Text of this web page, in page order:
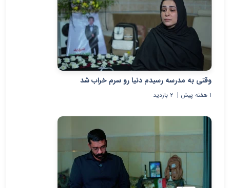
وقتی به مدرسه رسیدم دنیا رو سرم خراب شد
۱ هفته پیش | ۲ بازدید